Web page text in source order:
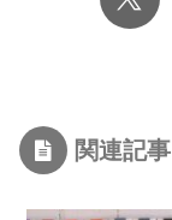
関連記事